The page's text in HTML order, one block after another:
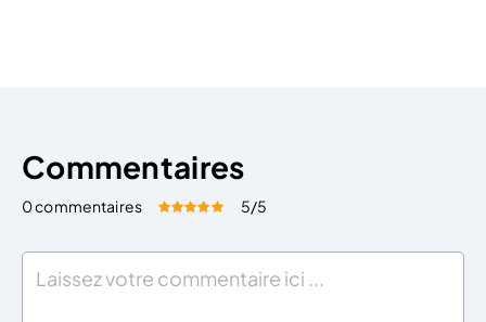
Commentaires
0 commentaires Évaluez cet article:
5/5